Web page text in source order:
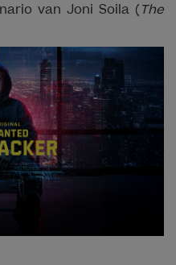
van Joni Soila (The